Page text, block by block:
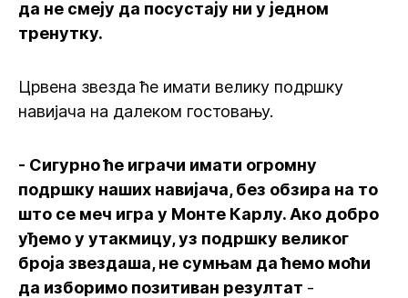
да не смеју да посустају ни у једном
тренутку.
Црвена звезда ће имати велику подршку
навијача на далеком гостовању.
- Сигурно ће играчи имати огромну
подршку наших навијача, без обзира на то
што се меч игра у Монте Карлу. Ако добро
уђемо у утакмицу, уз подршку великог
броја звездаша, не сумњам да ћемо моћи
да изборимо позитиван резултат -